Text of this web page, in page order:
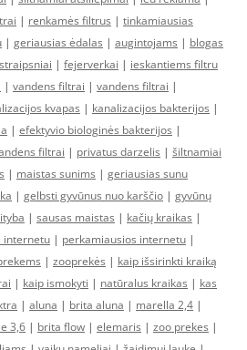
| renkamės filtrus | tinkamiausias
| geriausias ėdalas | augintojams | blogas
straipsniai | fejerverkai | ieskantiems filtru
| vandens filtrai | vandens filtrai |
kvapas | kanalizacijos bakterijos |
| efektyvio biologinės bakterijos |
filtrai | privatus darzelis | šiltnamiai
| maistas sunims | geriausias sunu
| gelbsti gyvūnus nuo karščio | gyvūnų
| sausas maistas | kačių kraikas |
internetu | perkamiausios internetu |
| zooprekės | kaip išsirinkti kraiką
| kaip ismokyti | natūralus kraikas | kas
| aluna | brita aluna | marella 2,4 |
3,6 | brita flow | elemaris | zoo prekes |